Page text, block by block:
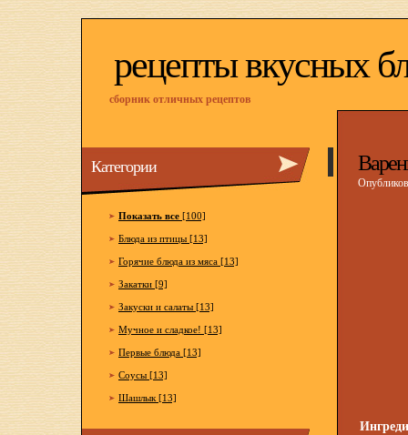
рецепты вкусных
сборник отличных рецептов
Категории
Показать все [100]
Блюда из птицы [13]
Горячие блюда из мяса [13]
Закатки [9]
Закуски и салаты [13]
Мучное и сладкое! [13]
Первые блюда [13]
Соусы [13]
Шашлык [13]